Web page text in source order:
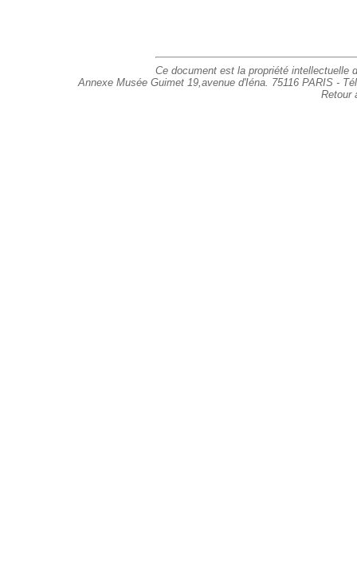
Ce document est la propriété intellectuelle
Annexe Musée Guimet 19,avenue d'Iéna. 75116 PARIS -
Retour